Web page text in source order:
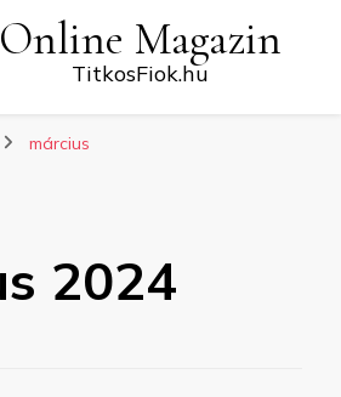
Online Magazin
TitkosFiok.hu
március
2024